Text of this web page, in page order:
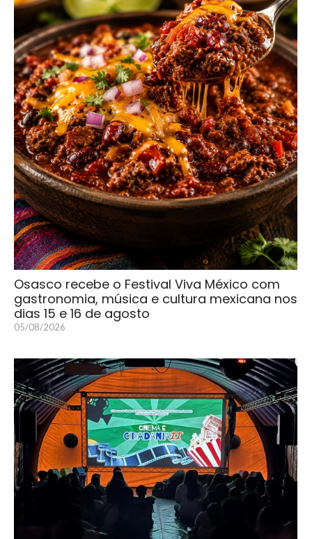
Osasco recebe o Festival Viva México com
gastronomia, música e cultura mexicana nos
dias 15 e 16 de agosto
05/08/2026